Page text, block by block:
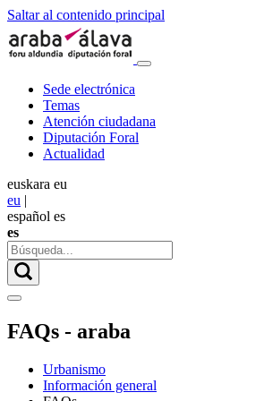
Saltar al contenido principal
Sede electrónica
Temas
Atención ciudadana
Diputación Foral
Actualidad
euskara eu
eu |
español es
es
FAQs - araba
Urbanismo
Información general